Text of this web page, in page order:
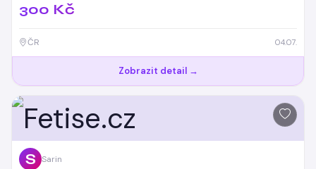
300 Kč
ČR 04.07.
Zobrazit detail →
S Sarin